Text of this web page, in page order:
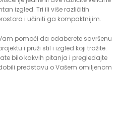
izgled. Tri ili više različitih
i učiniti ga kompaktnijim.
pomoći da odaberete savršenu
i pruži stil i izgled koji tražite.
bilo kakvih pitanja i pregledajte
predstavu o Vašem omiljenom